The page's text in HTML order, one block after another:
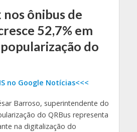
nos ônibus de
52,7% em
do
no Google Notícias<<<
Barroso, superintendente do
do QRBus representa
na digitalização do